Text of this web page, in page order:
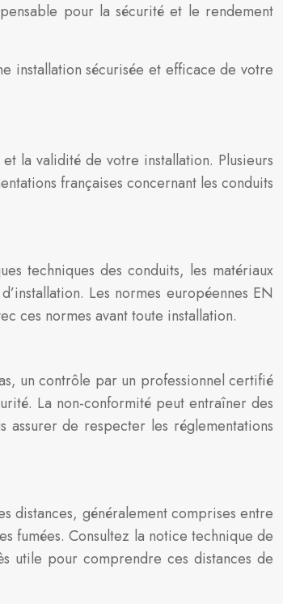
pour la sécurité et le rendement
installation sécurisée et efficace de votre
la validité de votre installation. Plusieurs
françaises concernant les conduits
techniques des conduits, les matériaux
Les normes européennes EN
ces normes avant toute installation.
un contrôle par un professionnel certifié
La non-conformité peut entraîner des
de respecter les réglementations
distances, généralement comprises entre
fumées. Consultez la notice technique de
utile pour comprendre ces distances de